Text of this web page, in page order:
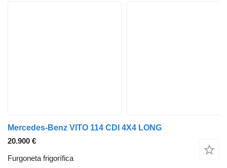
Mercedes-Benz VITO 114 CDI 4X4 LONG
20.900 €
Furgoneta frigorífica